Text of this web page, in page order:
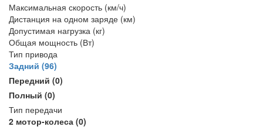
Максимальная скорость (км/ч)
Дистанция на одном заряде (км)
Допустимая нагрузка (кг)
Общая мощность (Вт)
Тип привода
Задний (96)
Передний (0)
Полный (0)
Тип передачи
2 мотор-колеса (0)